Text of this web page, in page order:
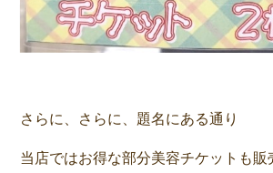
さらに、さらに、題名にある通り
当店ではお得な部分美容チケットも販